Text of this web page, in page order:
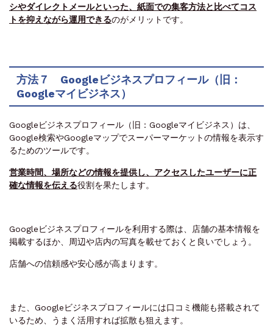
シやダイレクトメールといった、紙面での集客方法と比べてコス
トを抑えながら運用できるのがメリットです。
方法７ Googleビジネスプロフィール（旧：
Googleマイビジネス）
Googleビジネスプロフィール（旧：Googleマイビジネス）は、
Google検索やGoogleマップでスーパーマーケットの情報を表示す
るためのツールです。
営業時間、場所などの情報を提供し、アクセスしたユーザーに正
確な情報を伝える役割を果たします。
Googleビジネスプロフィールを利用する際は、店舗の基本情報を
掲載するほか、周辺や店内の写真を載せておくと良いでしょう。
店舗への信頼感や安心感が高まります。
また、Googleビジネスプロフィールには口コミ機能も搭載されて
いるため、うまく活用すれば拡散も狙えます。